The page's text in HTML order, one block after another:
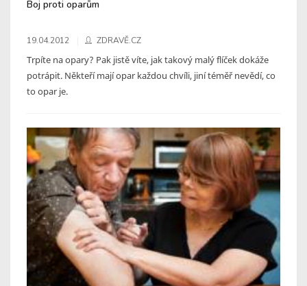
Boj proti oparům
19.04.2012 ZDRAVĚ.CZ
Trpíte na opary? Pak jistě víte, jak takový malý flíček dokáže
potrápit. Někteří mají opar každou chvíli, jiní téměř nevědí, co
to opar je.